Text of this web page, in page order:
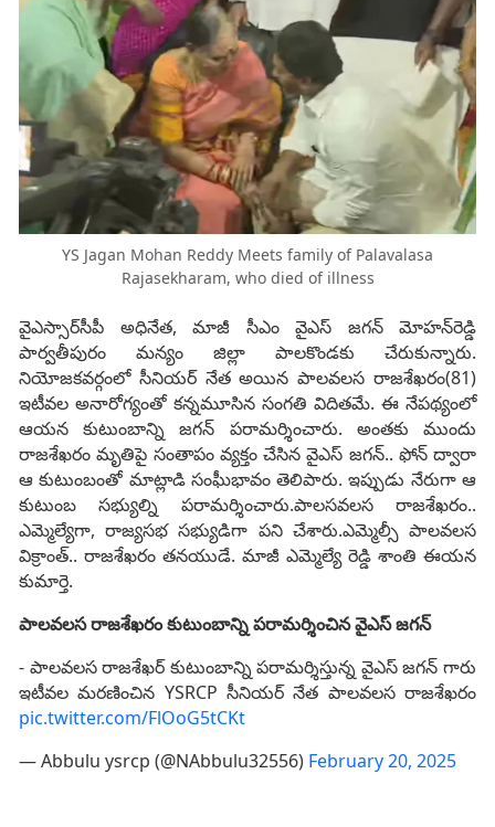
YS Jagan Mohan Reddy Meets family of Palavalasa
Rajasekharam, who died of illness
వైఎస్సార్‌సీపీ అధినేత, మాజీ సీఎం వైఎస్‌ జగన్‌ మోహన్‌రెడ్డి
పార్వతీపురం మన్యం జిల్లా పాలకొండకు చేరుకున్నారు.
నియోజకవర్గంలో సీనియర్‌ నేత అయిన పాలవలస రాజశేఖరం(81)
ఇటీవల అనారోగ్యంతో కన్నమూసిన సంగతి విదితమే. ఈ నేపథ్యంలో
ఆయన కుటుంబాన్ని జగన్‌ పరామర్శించారు. అంతకు ముందు
రాజశేఖరం మృతిపై సంతాపం వ్యక్తం చేసిన వైఎస్‌ జగన్‌.. ఫోన్‌ ద్వారా
ఆ కుటుంబంతో మాట్లాడి సంఘీభావం తెలిపారు. ఇప్పుడు నేరుగా ఆ
కుటుంబ సభ్యుల్ని పరామర్శించారు.పాలసవలస రాజశేఖరం..
ఎమ్మెల్యేగా, రాజ్యసభ సభ్యుడిగా పని చేశారు.ఎమ్మెల్సీ పాలవలస
విక్రాంత్.. రాజశేఖరం తనయుడే. మాజీ ఎమ్మెల్యే రెడ్డి శాంతి ఈయన
కుమార్తె.
పాలవలస రాజశేఖరం కుటుంబాన్ని పరామర్శించిన వైఎస్ జగన్
- పాలవలస రాజశేఖర్ కుటుంబాన్ని పరామర్శిస్తున్న వైఎస్ జగన్ గారు
ఇటీవల మరణించిన YSRCP సీనియర్ నేత పాలవలస రాజశేఖరం
pic.twitter.com/FlOoG5tCKt
— Abbulu ysrcp (@NAbbulu32556) February 20, 2025